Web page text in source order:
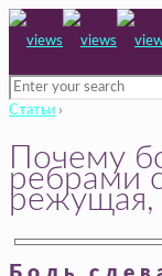
Статьи ›
Почему
ребрами